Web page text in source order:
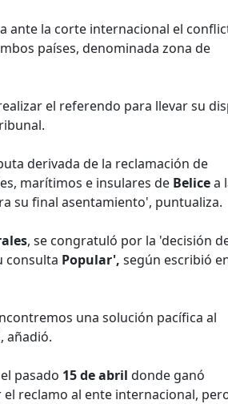
ante la corte internacional el
países, denominada zona de
el referendo para llevar su
derivada de la reclamación de
marítimos e insulares de Belicea
su final asentamiento', puntualiza.
, se congratuló por la 'decisión
consulta Popular', según escribió
una solución pacífica al
añadió.
pasado 15 de abril donde ganó
reclamo al ente internacional,